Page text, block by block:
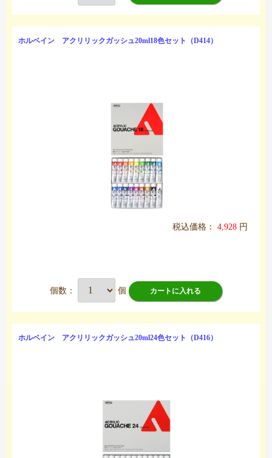
ホルベイン アクリリックガッシュ20ml18色セット（D414）
税込価格： 4,928 円
個数： 個 カートに入れる
ホルベイン アクリリックガッシュ20ml24色セット（D416）